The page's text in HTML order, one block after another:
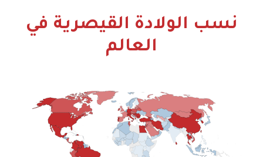
نسب الولادة القيصرية في
العالم